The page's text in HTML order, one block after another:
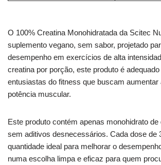
O 100% Creatina Monohidratada da Scitec
suplemento vegano, sem sabor, projetado
desempenho em exercícios de alta
creatina por porção, este produto é
entusiastas do fitness que buscam aumentar
potência muscular.
Este produto contém apenas monohidrato de
sem aditivos desnecessários. Cada dose de
quantidade ideal para melhorar o
numa escolha limpa e eficaz para quem